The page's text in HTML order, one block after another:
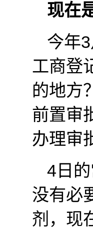
现在
今年
工商登
的地方
前置审
办理审
4日
没有必
剂，现